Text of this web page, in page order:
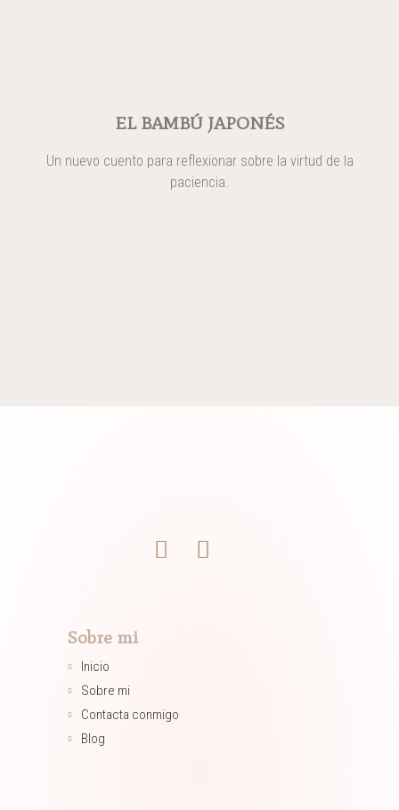
EL BAMBÚ JAPONÉS
Un nuevo cuento para reflexionar sobre la virtud de la
paciencia.
Sobre mi
Inicio
Sobre mi
Contacta conmigo
Blog